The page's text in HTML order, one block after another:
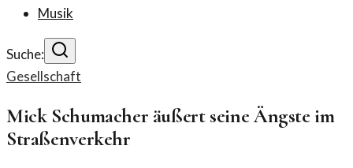
Musik
Suche:
Gesellschaft
Mick Schumacher äußert seine Ängste im
Straßenverkehr